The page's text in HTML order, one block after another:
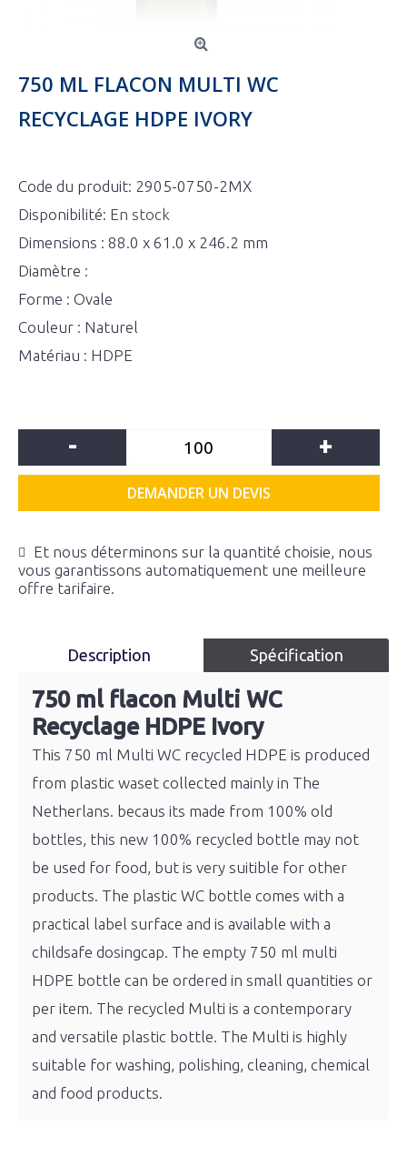
750 ML FLACON MULTI WC
RECYCLAGE HDPE IVORY
Code du produit: 2905-0750-2MX
Disponibilité: En stock
Dimensions : 88.0 x 61.0 x 246.2 mm
Diamètre :
Forme : Ovale
Couleur : Naturel
Matériau : HDPE
- +
DEMANDER UN DEVIS
Et nous déterminons sur la quantité choisie, nous
vous garantissons automatiquement une meilleure
offre tarifaire.
Description Spécification
750 ml flacon Multi WC
Recyclage HDPE Ivory
This 750 ml Multi WC recycled HDPE is produced
from plastic waset collected mainly in The
Netherlans. becaus its made from 100% old
bottles, this new 100% recycled bottle may not
be used for food, but is very suitible for other
products. The plastic WC bottle comes with a
practical label surface and is available with a
childsafe dosingcap. The empty 750 ml multi
HDPE bottle can be ordered in small quantities or
per item. The recycled Multi is a contemporary
and versatile plastic bottle. The Multi is highly
suitable for washing, polishing, cleaning, chemical
and food products.